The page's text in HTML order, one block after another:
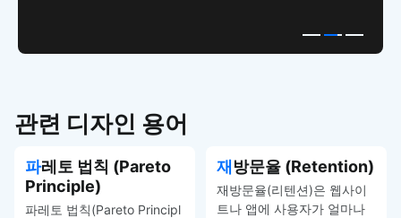
관련 디자인 용어
파레토 법칙 (Pareto
Principle)
파레토 법칙(Pareto Principl
재방문율 (Retention)
재방문율(리텐션)은 웹사이
트나 앱에 사용자가 얼마나